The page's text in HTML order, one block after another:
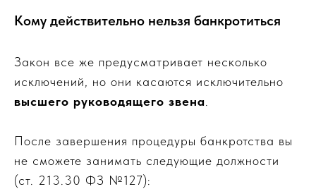
Кому действительно нельзя банкротиться
Закон все же предусматривает несколько
исключений, но они касаются исключительно
высшего руководящего звена
После завершения процедуры банкротства вы
не сможете занимать следующие должности
(ст. 213.30 ФЗ №127):